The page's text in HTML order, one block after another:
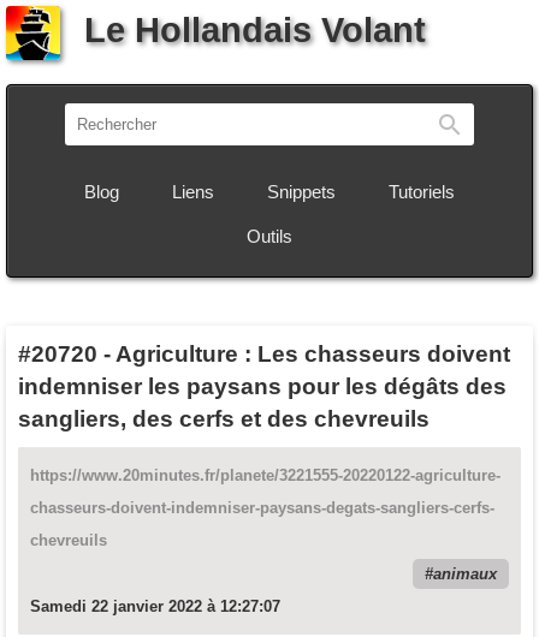
Le Hollandais Volant
Blog Liens Snippets Tutoriels
Outils
#20720 - Agriculture : Les chasseurs doivent
indemniser les paysans pour les dégâts des
sangliers, des cerfs et des chevreuils
https://www.20minutes.fr/planete/3221555-20220122-agriculture-
chasseurs-doivent-indemniser-paysans-degats-sangliers-cerfs-
chevreuils
animaux
Samedi 22 janvier 2022 à 12:27:07